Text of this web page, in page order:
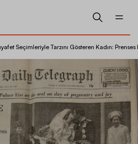
Seçimleriyle Tarzını Gösteren Kadın: Prenses